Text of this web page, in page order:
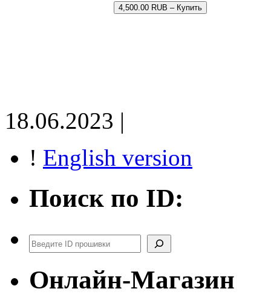
4,500.00 RUB – Купить
18.06.2023 |
! English version
Поиск по ID:
Поиск
Онлайн-Магазин